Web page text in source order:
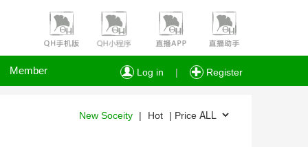
Member Log in | Register
New Soceity | Hot | Price